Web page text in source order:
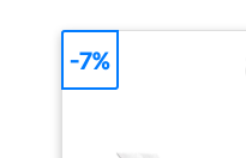
-7%